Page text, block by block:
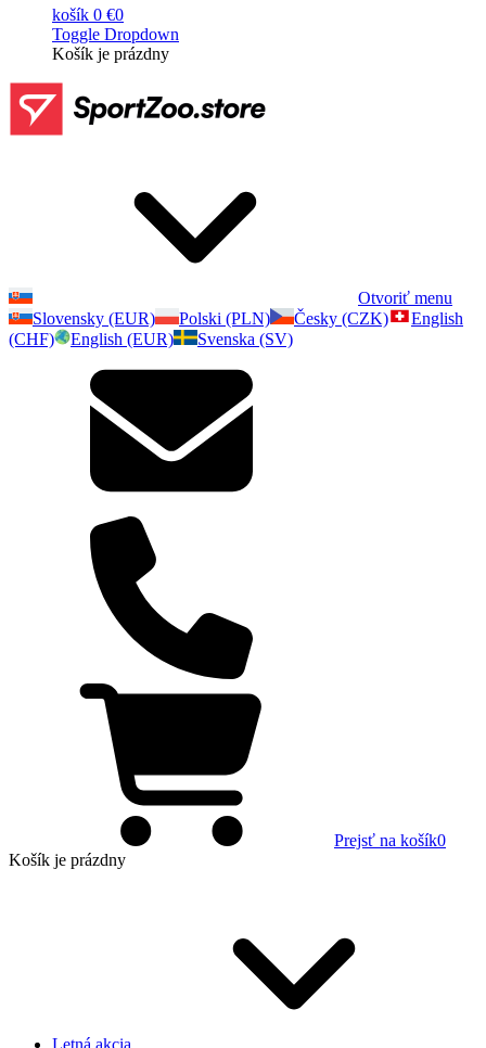
košík 0 €0
Toggle Dropdown
Košík je prázdny
Otvoriť menu
Slovensky (EUR)
Polski (PLN) Česky (CZK)
English
(CHF)
English (EUR) Svenska (SV)
Prejsť na košík0
Košík je prázdny
Letná akcia